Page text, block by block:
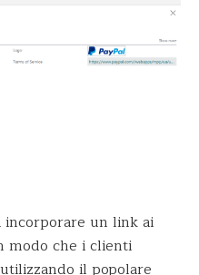
incorporare un link ai
modo che i clienti
il popolare